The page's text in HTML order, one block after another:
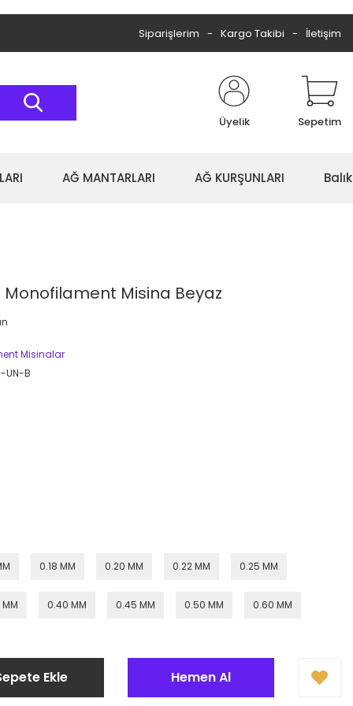
Siparişlerim Kargo Takibi İletişim
Üyelik Sepetim
AĞ MANTARLARI AĞ KURŞUNLARI
Monofilament Misina Beyaz
Misinalar
UN-B
0.18 MM 0.20 MM 0.22 MM 0.25 MM
0.40 MM 0.45 MM 0.50 MM 0.60 MM
Ekle Hemen Al